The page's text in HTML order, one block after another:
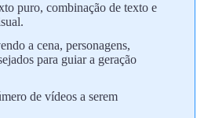
puro, combinação de texto e
a cena, personagens,
para guiar a geração
de vídeos a serem